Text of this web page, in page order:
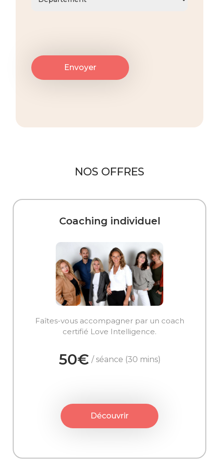
NOS OFFRES
Coaching individuel
Faîtes-vous accompagner par un coach
certifié Love Intelligence.
50€ / séance (30 mins)
Découvrir